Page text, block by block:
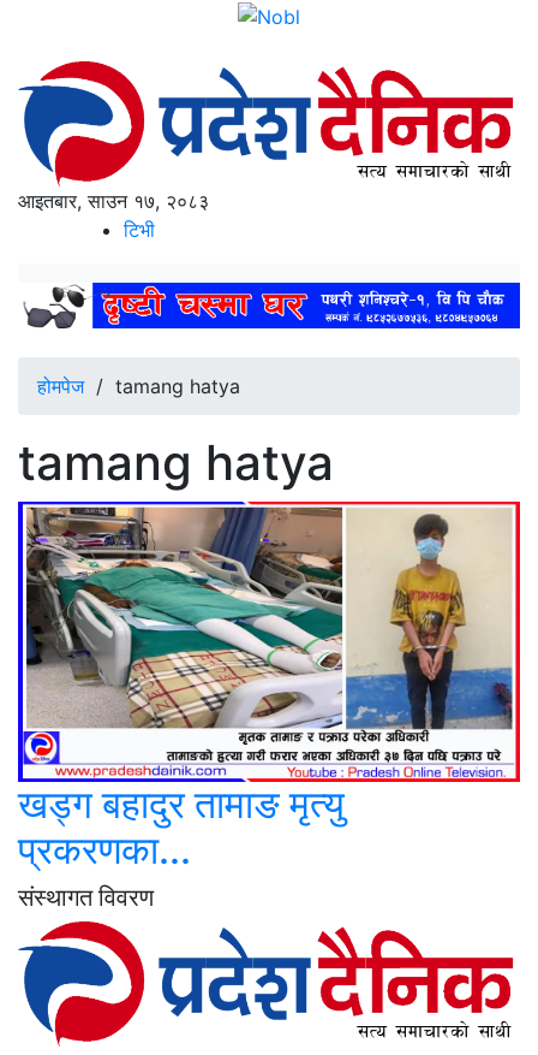
आइतबार, साउन १७, २०८३
टिभी
होमपेज/ tamang hatya
tamang hatya
खड्ग बहादुर तामाङ मृत्यु
प्रकरणका...
संस्थागत विवरण